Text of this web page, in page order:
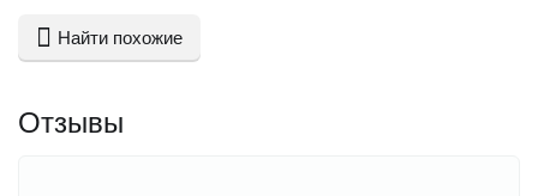
Найти похожие
Отзывы